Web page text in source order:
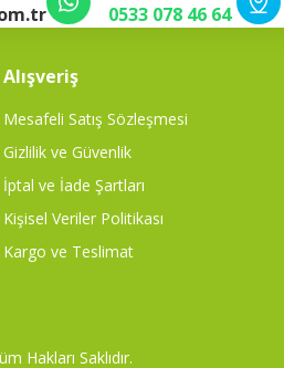
0533 078 46 64
Alışveriş
Mesafeli Satış Sözleşmesi
Gizlilik ve Güvenlik
İptal ve İade Şartları
Kişisel Veriler Politikası
Kargo ve Teslimat
Hakları Saklıdır.